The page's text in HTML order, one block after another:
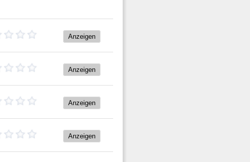
Anzeigen
Anzeigen
Anzeigen
Anzeigen